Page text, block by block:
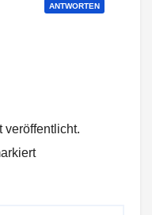
ANTWORTEN
veröffentlicht.